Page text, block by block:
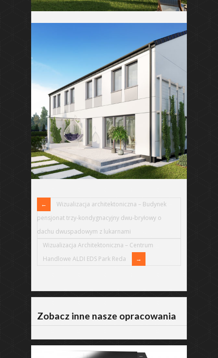
Wizualizacja architektoniczna – Budynek
pensjonat trzy-kondygnacyjny dwu-bryłowy o
dachu dwuspadowym z lukarnami
Wizualizacja Architektoniczna – Centrum
Handlowe ALDI EDS Park Reda
Zobacz inne nasze opracowania